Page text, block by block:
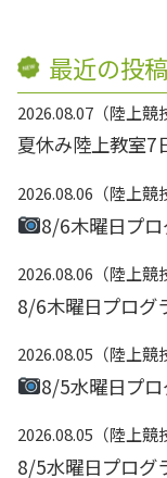
最近の投稿
2026.08.07 陸上競
夏休み陸上教室7
2026.08.06 陸上競
8/6木曜日プロ
2026.08.06 陸上競
8/6木曜日プログ
2026.08.05 陸上競
8/5水曜日プロ
2026.08.05 陸上競
8/5水曜日プログ